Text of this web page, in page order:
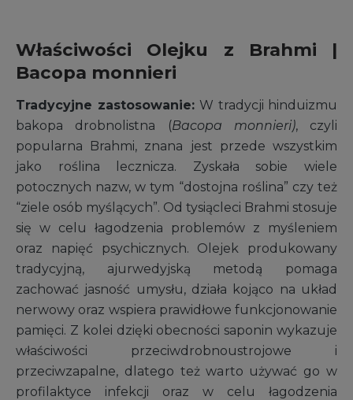
Właściwości Olejku z Brahmi |
Bacopa monnieri
Tradycyjne zastosowanie: W tradycji hinduizmu
bakopa drobnolistna (Bacopa monnieri), czyli
popularna Brahmi, znana jest przede wszystkim
jako roślina lecznicza. Zyskała sobie wiele
potocznych nazw, w tym “dostojna roślina” czy też
“ziele osób myślących”. Od tysiącleci Brahmi stosuje
się w celu łagodzenia problemów z myśleniem
oraz napięć psychicznych. Olejek produkowany
tradycyjną, ajurwedyjską metodą pomaga
zachować jasność umysłu, działa kojąco na układ
nerwowy oraz wspiera prawidłowe funkcjonowanie
pamięci. Z kolei dzięki obecności saponin wykazuje
właściwości przeciwdrobnoustrojowe i
przeciwzapalne, dlatego też warto używać go w
profilaktyce infekcji oraz w celu łagodzenia